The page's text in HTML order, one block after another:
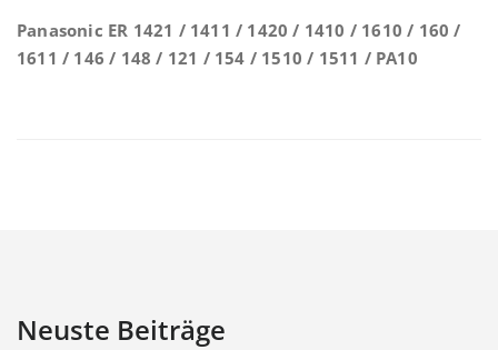
Panasonic ER 1421 / 1411 / 1420 / 1410 / 1610 / 160 /
1611 / 146 / 148 / 121 / 154 / 1510 / 1511 / PA10
Neuste Beiträge